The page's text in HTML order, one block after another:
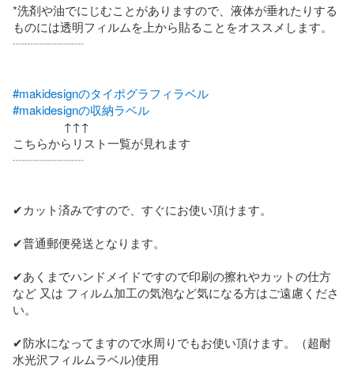
*洗剤や油でにじむことがありますので、液体が垂れたりする
ものには透明フィルムを上から貼ることをオススメします。
┈┈┈┈┈┈
#makidesignのタイポグラフィラベル
#makidesignの収納ラベル
こちらからリスト一覧が見れます
┈┈┈┈┈┈
✔カット済みですので、すぐにお使い頂けます。
✔普通郵便発送となります。
✔あくまでハンドメイドですので印刷の擦れやカットの仕方
など 又は フィルム加工の気泡など気になる方はご遠慮くださ
い。
✔防水になってますので水周りでもお使い頂けます。（超耐
水光沢フィルムラベル)使用